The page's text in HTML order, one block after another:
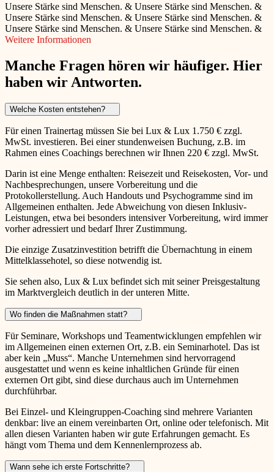
Unsere Stärke sind Menschen. & Unsere Stärke sind Menschen. &
Unsere Stärke sind Menschen. & Unsere Stärke sind Menschen. &
Unsere Stärke sind Menschen. & Unsere Stärke sind Menschen. &
Weitere Informationen
Manche Fragen hören wir häufiger. Hier
haben wir Antworten.
Welche Kosten entstehen?
Für einen Trainertag müssen Sie bei Lux & Lux 1.750 € zzgl.
MwSt. investieren. Bei einer stundenweisen Buchung, z.B. im
Rahmen eines Coachings berechnen wir Ihnen 220 € zzgl. MwSt.
Darin ist eine Menge enthalten: Reisezeit und Reisekosten, Vor- und
Nachbesprechungen, unsere Vorbereitung und die
Protokollerstellung. Auch Handouts und Psychogramme sind im
Allgemeinen enthalten. Jede Abweichung von diesen Inklusiv-
Leistungen, etwa bei besonders intensiver Vorbereitung, wird immer
vorher adressiert und bedarf Ihrer Zustimmung.
Die einzige Zusatzinvestition betrifft die Übernachtung in einem
Mittelklassehotel, so diese notwendig ist.
Sie sehen also, Lux & Lux befindet sich mit seiner Preisgestaltung
im Marktvergleich deutlich in der unteren Mitte.
Wo finden die Maßnahmen statt?
Für Seminare, Workshops und Teamentwicklungen empfehlen wir
im Allgemeinen einen externen Ort, z.B. ein Seminarhotel. Das ist
aber kein „Muss“. Manche Unternehmen sind hervorragend
ausgestattet und wenn es keine inhaltlichen Gründe für einen
externen Ort gibt, sind diese durchaus auch im Unternehmen
durchführbar.
Bei Einzel- und Kleingruppen-Coaching sind mehrere Varianten
denkbar: live an einem vereinbarten Ort, online oder telefonisch. Mit
allen diesen Varianten haben wir gute Erfahrungen gemacht. Es
hängt vom Thema und dem Kennenlernprozess ab.
Wann sehe ich erste Fortschritte?